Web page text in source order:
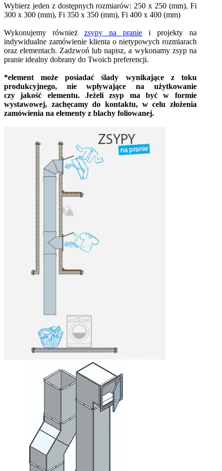
Wybierz jeden z dostępnych rozmiarów: 250 x 250 (mm), Fi
300 x 300 (mm), Fi 350 x 350 (mm), Fi 400 x 400 (mm)
Wykonujemy również zsypy na praniei projekty na
indywidualne zamówienie klienta o nietypowych rozmiarach
oraz elementach. Zadzwoń lub napisz, a wykonamy zsyp na
pranie idealny dobrany do Twoich preferencji.
*element może posiadać ślady wynikające z toku
produkcyjnego, nie wpływające na użytkowanie
czy jakość elementu. Jeżeli zsyp ma być w formie
wystawowej, zachęcamy do kontaktu, w celu złożenia
zamówienia na elementy z blachy foliowanej.